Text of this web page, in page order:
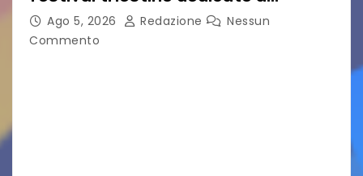
Springsteen
Ago 5, 2026 Redazione
Nessun
Commento